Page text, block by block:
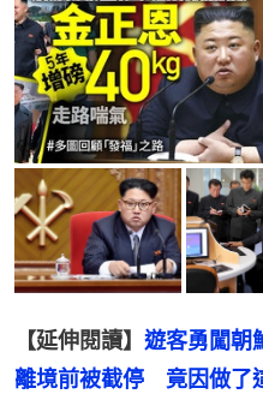
【延伸閱讀】 遊客勇闖朝
離境前被截停　竟因做了